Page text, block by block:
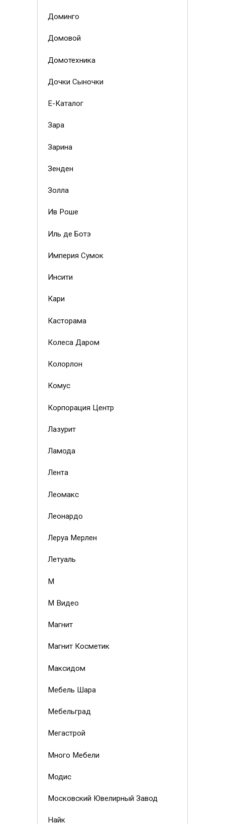
Доминго
Домовой
Домотехника
Дочки Сыночки
Е-Каталог
Зара
Зарина
Зенден
Золла
Ив Роше
Иль де Ботэ
Империя Сумок
Инсити
Кари
Касторама
Колеса Даром
Колорлон
Комус
Корпорация Центр
Лазурит
Ламода
Лента
Леомакс
Леонардо
Леруа Мерлен
Летуаль
М
М Видео
Магнит
Магнит Косметик
Максидом
Мебель Шара
Мебельград
Мегастрой
Много Мебели
Модис
Московский Ювелирный Завод
Найк